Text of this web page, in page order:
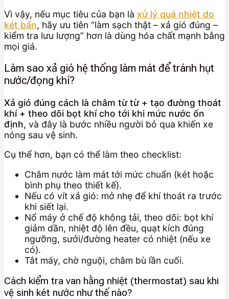
Vì vậy, nếu mục tiêu của bạn là xử lý quá nhiệt do
két bẩn, hãy ưu tiên “làm sạch thật – xả gió đúng –
kiểm tra lưu lượng” hơn là dùng hóa chất mạnh bằng
mọi giá.
Làm sao xả gió hệ thống làm mát để tránh hụt
nước/đọng khí?
Xả gió đúng cách là châm từ từ + tạo đường thoát
khí + theo dõi bọt khí cho tới khi mức nước ổn
định, và đây là bước nhiều người bỏ qua khiến xe
nóng sau vệ sinh.
Cụ thể hơn, bạn có thể làm theo checklist:
Châm nước làm mát tới mức chuẩn (két hoặc
bình phụ theo thiết kế).
Nếu có vít xả gió: mở nhẹ để khí thoát ra trước
khi siết lại.
Nổ máy ở chế độ không tải, theo dõi: bọt khí
giảm dần, nhiệt độ lên đều, quạt kích đúng
ngưỡng, sưởi/đường heater có nhiệt (nếu xe
có).
Tắt máy, chờ nguội, châm bù lần cuối.
Cách kiểm tra van hằng nhiệt (thermostat) sau khi
vệ sinh két nước như thế nào?